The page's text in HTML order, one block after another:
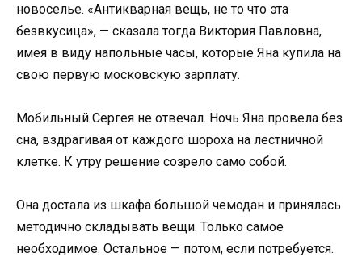
новоселье. «Антикварная вещь, не то что эта
безвкусица», — сказала тогда Виктория Павловна,
имея в виду напольные часы, которые Яна купила на
свою первую московскую зарплату.
Мобильный Сергея не отвечал. Ночь Яна провела без
сна, вздрагивая от каждого шороха на лестничной
клетке. К утру решение созрело само собой.
Она достала из шкафа большой чемодан и принялась
методично складывать вещи. Только самое
необходимое. Остальное — потом, если потребуется.